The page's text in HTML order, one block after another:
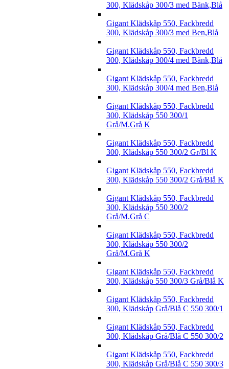
300, Klädskåp 300/3 med Bänk,Blå
Gigant Klädskåp 550, Fackbredd
300, Klädskåp 300/3 med Ben,Blå
Gigant Klädskåp 550, Fackbredd
300, Klädskåp 300/4 med Bänk,Blå
Gigant Klädskåp 550, Fackbredd
300, Klädskåp 300/4 med Ben,Blå
Gigant Klädskåp 550, Fackbredd
300, Klädskåp 550 300/1
Grå/M.Grå K
Gigant Klädskåp 550, Fackbredd
300, Klädskåp 550 300/2 Gr/Bl K
Gigant Klädskåp 550, Fackbredd
300, Klädskåp 550 300/2 Grå/Blå K
Gigant Klädskåp 550, Fackbredd
300, Klädskåp 550 300/2
Grå/M.Grå C
Gigant Klädskåp 550, Fackbredd
300, Klädskåp 550 300/2
Grå/M.Grå K
Gigant Klädskåp 550, Fackbredd
300, Klädskåp 550 300/3 Grå/Blå K
Gigant Klädskåp 550, Fackbredd
300, Klädskåp Grå/Blå C 550 300/1
Gigant Klädskåp 550, Fackbredd
300, Klädskåp Grå/Blå C 550 300/2
Gigant Klädskåp 550, Fackbredd
300, Klädskåp Grå/Blå C 550 300/3